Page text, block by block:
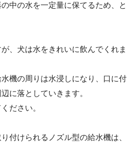
中の水を一定量に保てるため、と
、犬は水をきれいに飲んでくれま
機の周りは水浸しになり、口に付
に落としていきます。
ださい。
付けられるノズル型の給水機は、